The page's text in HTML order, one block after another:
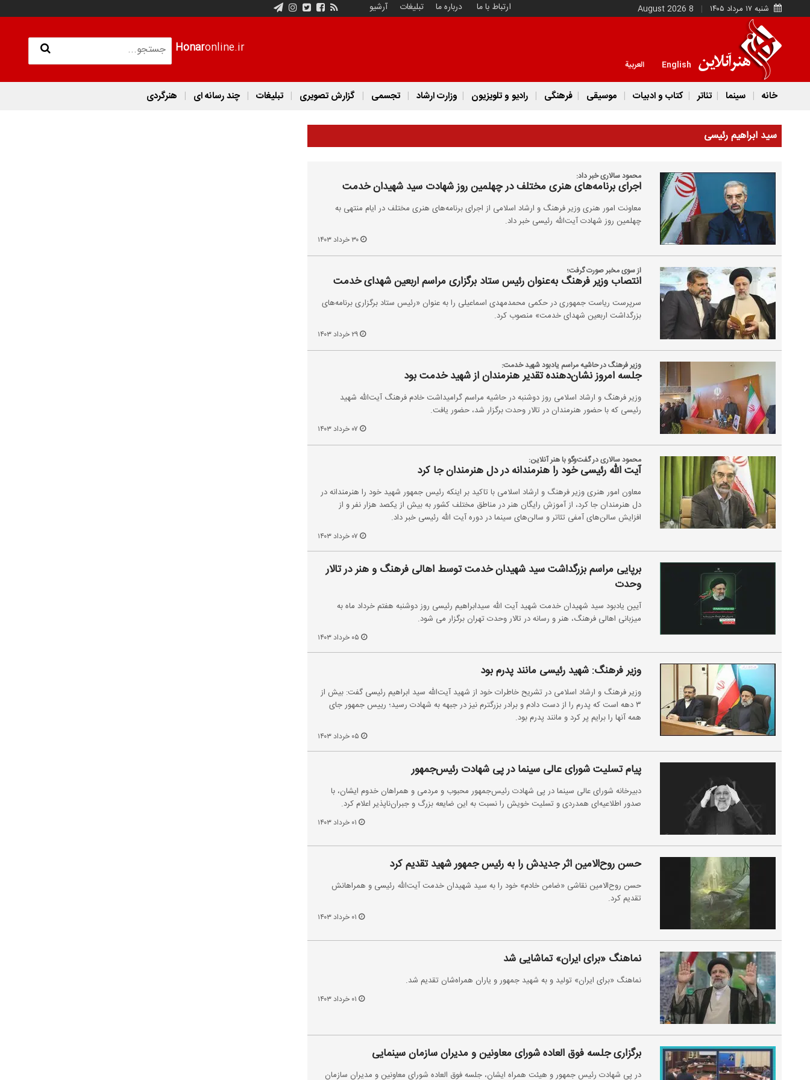
شنبه ۱۷ مرداد ۱۴۰۵ 8 August 2026 ارتباط با ما درباره ما تبلیغات آرشیو
Honaronline.ir
English العربية
خانه سینما تئاتر کتاب و ادبیات موسیقی فرهنگی رادیو و تلویزیون وزارت ارشاد تجسمی گزارش تصویری تبلیغات چند رسانه ای هنرگردی
سید ابراهیم رئیسی
محمود سالاری خبر داد:
اجرای برنامه‌های هنری مختلف در چهلمین روز شهادت سید شهیدان خدمت
معاونت امور هنری وزیر فرهنگ و ارشاد اسلامی از اجرای برنامه‌های هنری مختلف در ایام منتهی به
چهلمین روز شهادت آیت‌الله رئیسی خبر داد.
۳۰ خرداد ۱۴۰۳
از سوی مخبر صورت گرفت؛
انتصاب وزیر فرهنگ به‌عنوان رئیس ستاد برگزاری مراسم اربعین شهدای خدمت
سرپرست ریاست جمهوری در حکمی محمدمهدی اسماعیلی را به عنوان «رئیس ستاد برگزاری برنامه‌های
بزرگداشت اربعین شهدای خدمت» منصوب کرد.
۲۹ خرداد ۱۴۰۳
وزیر فرهنگ در حاشیه مراسم یادبود شهید خدمت:
جلسه امروز نشان‌دهنده تقدیر هنرمندان از شهید خدمت بود
وزیر فرهنگ و ارشاد اسلامی روز دوشنبه در حاشیه مراسم گرامیداشت خادم فرهنگ آیت‌الله شهید
رئیسی که با حضور هنرمندان در تالار وحدت برگزار شد، حضور یافت.
محمود سالاری در گفت‌وگو با هنر آنلاین:
آیت الله رئیسی خود را هنرمندانه در دل هنرمندان جا کرد
معاون امور هنری وزیر فرهنگ و ارشاد اسلامی با تاکید بر اینکه رئیس جمهور شهید خود را هنرمندانه در
دل هنرمندان جا کرد، از آموزش رایگان هنر در مناطق مختلف کشور به بیش از یکصد هزار نفر و از
افزایش سالن‌های آمفی تئاتر و سالن‌های سینما در دوره آیت الله رئیسی خبر داد.
برپایی مراسم بزرگداشت سید شهیدان خدمت توسط اهالی فرهنگ و هنر در تالار
وحدت
آیین یادبود سید شهیدان خدمت شهید آیت الله سیدابراهیم رئیسی روز دوشنبه هفتم خرداد ماه به
میزبانی اهالی فرهنگ، هنر و رسانه در تالار وحدت تهران برگزار می شود.
وزیر فرهنگ: شهید رئیسی مانند پدرم بود
وزیر فرهنگ و ارشاد اسلامی در تشریح خاطرات خود از شهید آیت‌الله سید ابراهیم رئیسی گفت: بیش از
۳ دهه است که پدرم را از دست دادم و برادر بزرگترم نیز در جبهه به شهادت رسید؛ رییس جمهور جای
همه آنها را برایم پر کرد و مانند پدرم بود.
پیام تسلیت شورای عالی سینما در پی شهادت رئیس‌جمهور
دبیرخانه شورای عالی سینما در پی شهادت رئیس‌جمهور محبوب و مردمی و همراهان خدوم ایشان، با
صدور اطلاعیه‌ای همدردی و تسلیت خویش را نسبت به این ضایعه بزرگ و جبران‌ناپذیر اعلام کرد.
حسن روح‌الامین اثر جدیدش را به رئیس جمهور شهید تقدیم کرد
حسن روح‌الامین نقاشی «ضامن خادم» خود را به سید شهیدان خدمت آیت‌الله رئیسی و همراهانش
تقدیم کرد.
نماهنگ «برای ایران» تماشایی شد
نماهنگ «برای ایران» تولید و به شهید جمهور و یاران همراه‌شان تقدیم شد.
برگزاری جلسه فوق العاده شورای معاونین و مدیران سازمان سینمایی
در پی شهادت رئیس جمهور و هیئت همراه ایشان، جلسه فوق العاده شورای معاونین و مدیران سازمان